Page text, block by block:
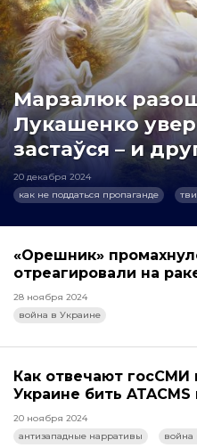
Марзалюк
Лукашенко
застаўся – и
20 декабря 2024
как не поддаться пропаганде
«Орешник»
отреагировали на
28 ноября 2024
война в Украине
Как отвечают госСМИ
Украине бить
20 ноября 2024
антизападные нарративы
война